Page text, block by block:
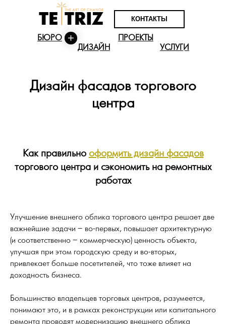
ПРОЕКТЫ
ДИЗАЙН
КОНТАКТЫ
УСЛУГИ
БЮРО
Дизайн фасадов торгового
центра
Как правильно оформить дизайн фасадов
торгового центра и сэкономить на ремонтных
работах
Улучшение внешнего облика торгового центра решает две
важнейшие задачи – во-первых, повышает архитектурную
(и соответственно – коммерческую) ценность объекта,
улучшая при этом городскую среду и во-вторых,
привлекает больше посетителей, что тоже влияет на
доходность бизнеса.
Большинство владельцев торговых центров, разумеется,
понимают это, и в рамках реконструкции или капитального
ремонта проводят модернизацию внешнего облика